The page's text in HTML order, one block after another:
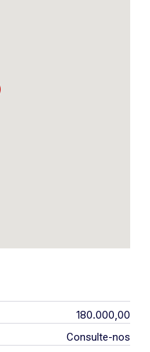
180.000,00
Consulte-nos